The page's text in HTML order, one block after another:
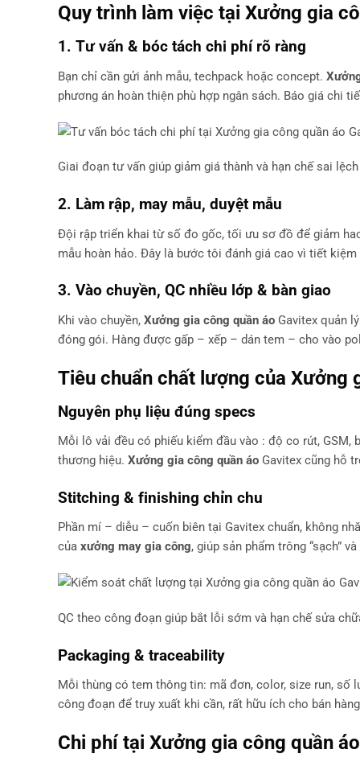
Quy trình làm việc tại Xưởng gia
1. Tư vấn & bóc tách chi phí rõ ràng
Bạn chỉ cần gửi ảnh mẫu, techpack hoặc concept.
phương án hoàn thiện phù hợp ngân sách. Báo giá chi
Giai đoạn tư vấn giúp giảm giá thành và hạn chế sai
2. Làm rập, may mẫu, duyệt mẫu
Đội rập triển khai từ số đo gốc, tối ưu sơ đồ để giảm
mẫu hoàn hảo. Đây là bước tôi đánh giá cao vì tiết
3. Vào chuyền, QC nhiều lớp & bàn giao
Khi vào chuyền, Xưởng gia công quần áo Gavitex quản
đóng gói. Hàng được gấp – xếp – dán tem – cho vào
Tiêu chuẩn chất lượng của Xưởng
Nguyên phụ liệu đúng specs
Mỗi lô vải đều có phiếu kiểm đầu vào : độ co rút, GSM,
thương hiệu. Xưởng gia công quần áo Gavitex cũng hỗ
Stitching & finishing chỉn chu
Phần mí – diễu – cuốn biên tại Gavitex chuẩn, không
của xưởng may gia công, giúp sản phẩm trông “sạch”
QC theo công đoạn giúp bắt lỗi sớm và hạn chế sửa
Packaging & traceability
Mỗi thùng có tem thông tin: mã đơn, color, size run, số
công đoạn để truy xuất khi cần, rất hữu ích cho bán
Chi phí tại Xưởng gia công quần áo